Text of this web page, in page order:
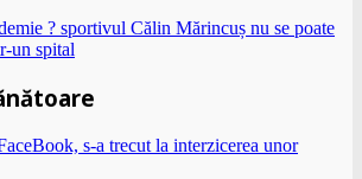
? sportivul Călin Mărincuș nu se poate
un spital